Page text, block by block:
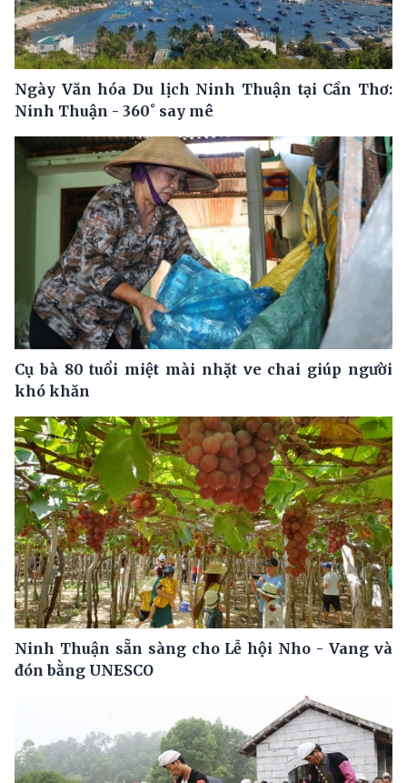
Ngày Văn hóa Du lịch Ninh Thuận tại Cần Thơ:
Ninh Thuận - 360˚ say mê
Cụ bà 80 tuổi miệt mài nhặt ve chai giúp người
khó khăn
Ninh Thuận sẵn sàng cho Lễ hội Nho - Vang và
đón bằng UNESCO